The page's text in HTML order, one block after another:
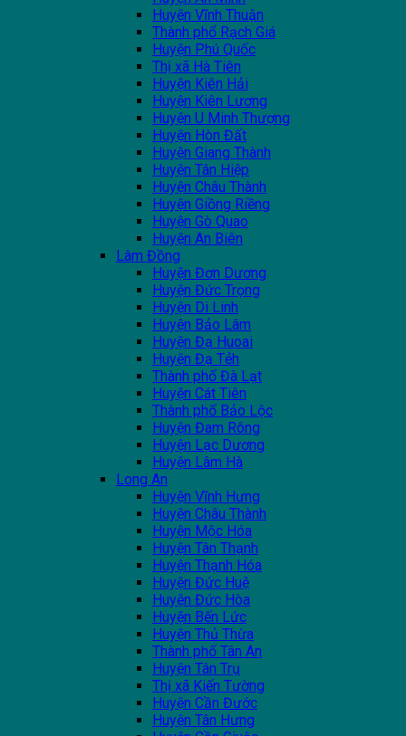
Huyện Vĩnh Thuận
Thành phổ Rạch Giá
Huyện Phú Quốc
Thị xã Hà Tiên
Huyện Kiên Hải
Huyện Kiên Lương
Huyện U Minh Thượng
Huyện Hòn Đất
Huyện Giang Thành
Huyện Tân Hiệp
Huyện Châu Thành
Huyện Giồng Riềng
Huyện Gò Quao
Huyện An Biên
Lâm Đồng
Huyện Đơn Dương
Huyện Đức Trọng
Huyện Di Linh
Huyện Bảo Lâm
Huyện Đạ Huoai
Huyện Đạ Tẻh
Thành phố Đà Lạt
Huyện Cát Tiên
Thành phố Bảo Lộc
Huyện Đam Rông
Huyện Lạc Dương
Huyện Lâm Hà
Long An
Huyện Vĩnh Hưng
Huyện Châu Thành
Huyện Mộc Hóa
Huyện Tân Thạnh
Huyện Thạnh Hóa
Huyện Đức Huệ
Huyện Đức Hòa
Huyện Bến Lức
Huyện Thủ Thừa
Thành phố Tân An
Huyện Tân Trụ
Thị xã Kiến Tường
Huyện Cần Đước
Huyện Tân Hưng